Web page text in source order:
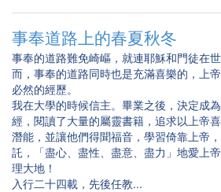
事奉道路上的春夏秋冬
事奉的道路難免崎嶇，就連耶穌和門徒在
而，事奉的道路同時也是充滿喜樂的，上
必然的經歷。
我在大學的時候信主。畢業之後，決定成
經，閱讀了大量的屬靈書籍，追求以上帝
潛能，並讓他們得聞福音，學習倚靠上帝
託，「盡心、盡性、盡意、盡力」地愛上
理大地！
入行二十四載，先後任教...